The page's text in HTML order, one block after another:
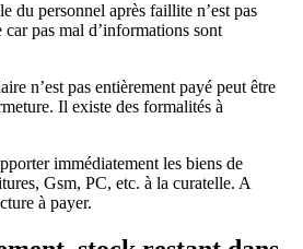
du personnel après faillite n’est pas
pas mal d’informations sont
n’est pas entièrement payé peut être
Il existe des formalités à
immédiatement les biens de
Gsm, PC, etc. à la curatelle. A
à payer.